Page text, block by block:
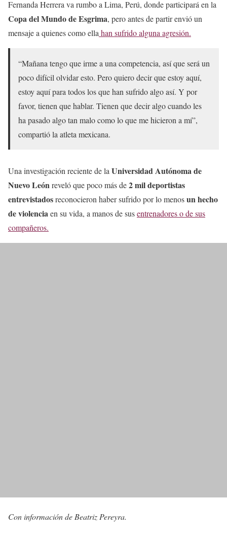
Fernanda Herrera va rumbo a Lima, Perú, donde participará en la
Copa del Mundo de Esgrima, pero antes de partir envió un
mensaje a quienes como ella han sufrido alguna agresión.
“Mañana tengo que irme a una competencia, así que será un
poco difícil olvidar esto. Pero quiero decir que estoy aquí,
estoy aquí para todos los que han sufrido algo así. Y por
favor, tienen que hablar. Tienen que decir algo cuando les
ha pasado algo tan malo como lo que me hicieron a mí”,
compartió la atleta mexicana.
Una investigación reciente de la Universidad Autónoma de
Nuevo León reveló que poco más de2 mil deportistas
entrevistadosreconocieron haber sufrido por lo menosun hecho
de violencia en su vida, a manos de susentrenadores o de sus
compañeros.
Con información de Beatriz Pereyra.